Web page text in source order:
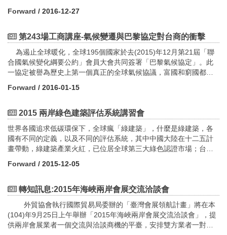
Forward / 2016-12-27
第243場工商講座-氣候變遷與巴黎協定對台商的衝擊
為遏止全球暖化，全球195個國家於去(2015)年12月第21屆「聯
合國氣候變化綱要公約」會員大會共同簽署「巴黎氣候協定」。此
一協定被譽為歷史上第一個真正的全球氣候協議，富國和窮國都承
人類未來將逐漸揚棄石油、煤炭等化石燃料，走向低碳的經濟成長
尋找低碳商機，對企業未來發展至關重要。
應未來低碳經濟之機遇與挑戰，特於1/26下午2時在台北國際會議中
心103室舉辦此次工商講座，邀請安侯永續發展顧問股份有限公司黃
正忠總經理以「氣候變遷與巴黎協定對台商的衝擊」為題發表演
講，歡迎會員企業踴躍報名。活動報名網址：
Forward / 2016-01-15
2015 兩岸綠色建築評估系統講習會
世界各國追求低碳環保下，全球瘋「綠建築」，什麼是綠建築，各
國有不同的定義，以及不同的評估系統，其中中國大陸在十二五計
畫帶動，綠建築產業火紅，已位居全球第三大綠色認證市場；台灣
合作交流的基礎。
為促進兩岸綠色建築評價標準領域的深度交流與合作，中國城市住
築評估系統講習會」，包括研討兩岸綠色建築評價系統的基礎、專
業課程，以及召開兩岸綠色建築評價標準對比研究兩岸專家論壇。
Forward / 2015-12-05
轉知訊息:2015年海峽兩岸會展交流洽談會
外貿協會執行國際貿易局委辦的「臺灣會展領航計畫」將在本
(104)年9月25日上午舉辦「2015年海峽兩岸會展交流洽談會」，提
供兩岸會展業者一個交流與洽談商機的平臺，安排雙方業者一對一